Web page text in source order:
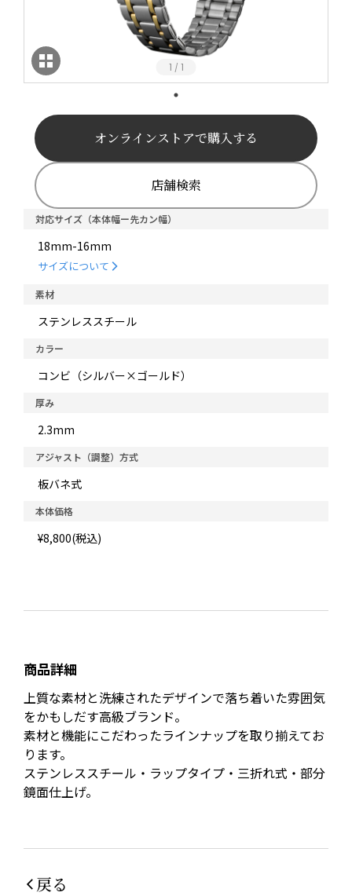
1 / 1
対応サイズ（本体幅ー先カン幅）
18mm-16mm
サイズについて
素材
ステンレススチール
カラー
コンビ（シルバー×ゴールド）
厚み
2.3mm
アジャスト（調整）方式
板バネ式
本体価格
¥8,800(税込)
オンラインストアで購入する
店舗検索
商品詳細
上質な素材と洗練されたデザインで落ち着いた雰囲気
をかもしだす高級ブランド。
素材と機能にこだわったラインナップを取り揃えてお
ります。
ステンレススチール・ラップタイプ・三折れ式・部分
鏡面仕上げ。
戻る